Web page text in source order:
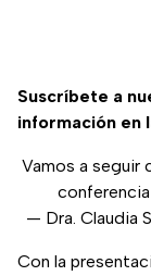
Suscríbete a
información en
Vamos a seguir
— Dra. Claudia
Con la